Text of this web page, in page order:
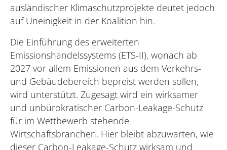
ausländischer Klimaschutzprojekte deutet jedoch
auf Uneinigkeit in der Koalition hin.
Die Einführung des erweiterten
Emissionshandelssystems (ETS-II), wonach ab
2027 vor allem Emissionen aus dem Verkehrs-
und Gebäudebereich bepreist werden sollen,
wird unterstützt. Zugesagt wird ein wirksamer
und unbürokratischer Carbon-Leakage-Schutz
für im Wettbewerb stehende
Wirtschaftsbranchen. Hier bleibt abzuwarten, wie
dieser Carbon-Leakage-Schutz wirksam und